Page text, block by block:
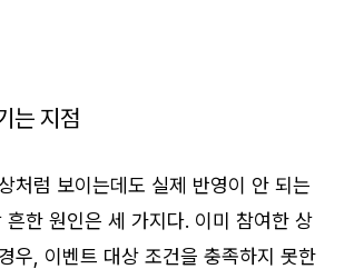
는 지점
처럼 보이는데도 실제 반영이 안 되는
흔한 원인은 세 가지다. 이미 참여한 상
우, 이벤트 대상 조건을 충족하지 못한